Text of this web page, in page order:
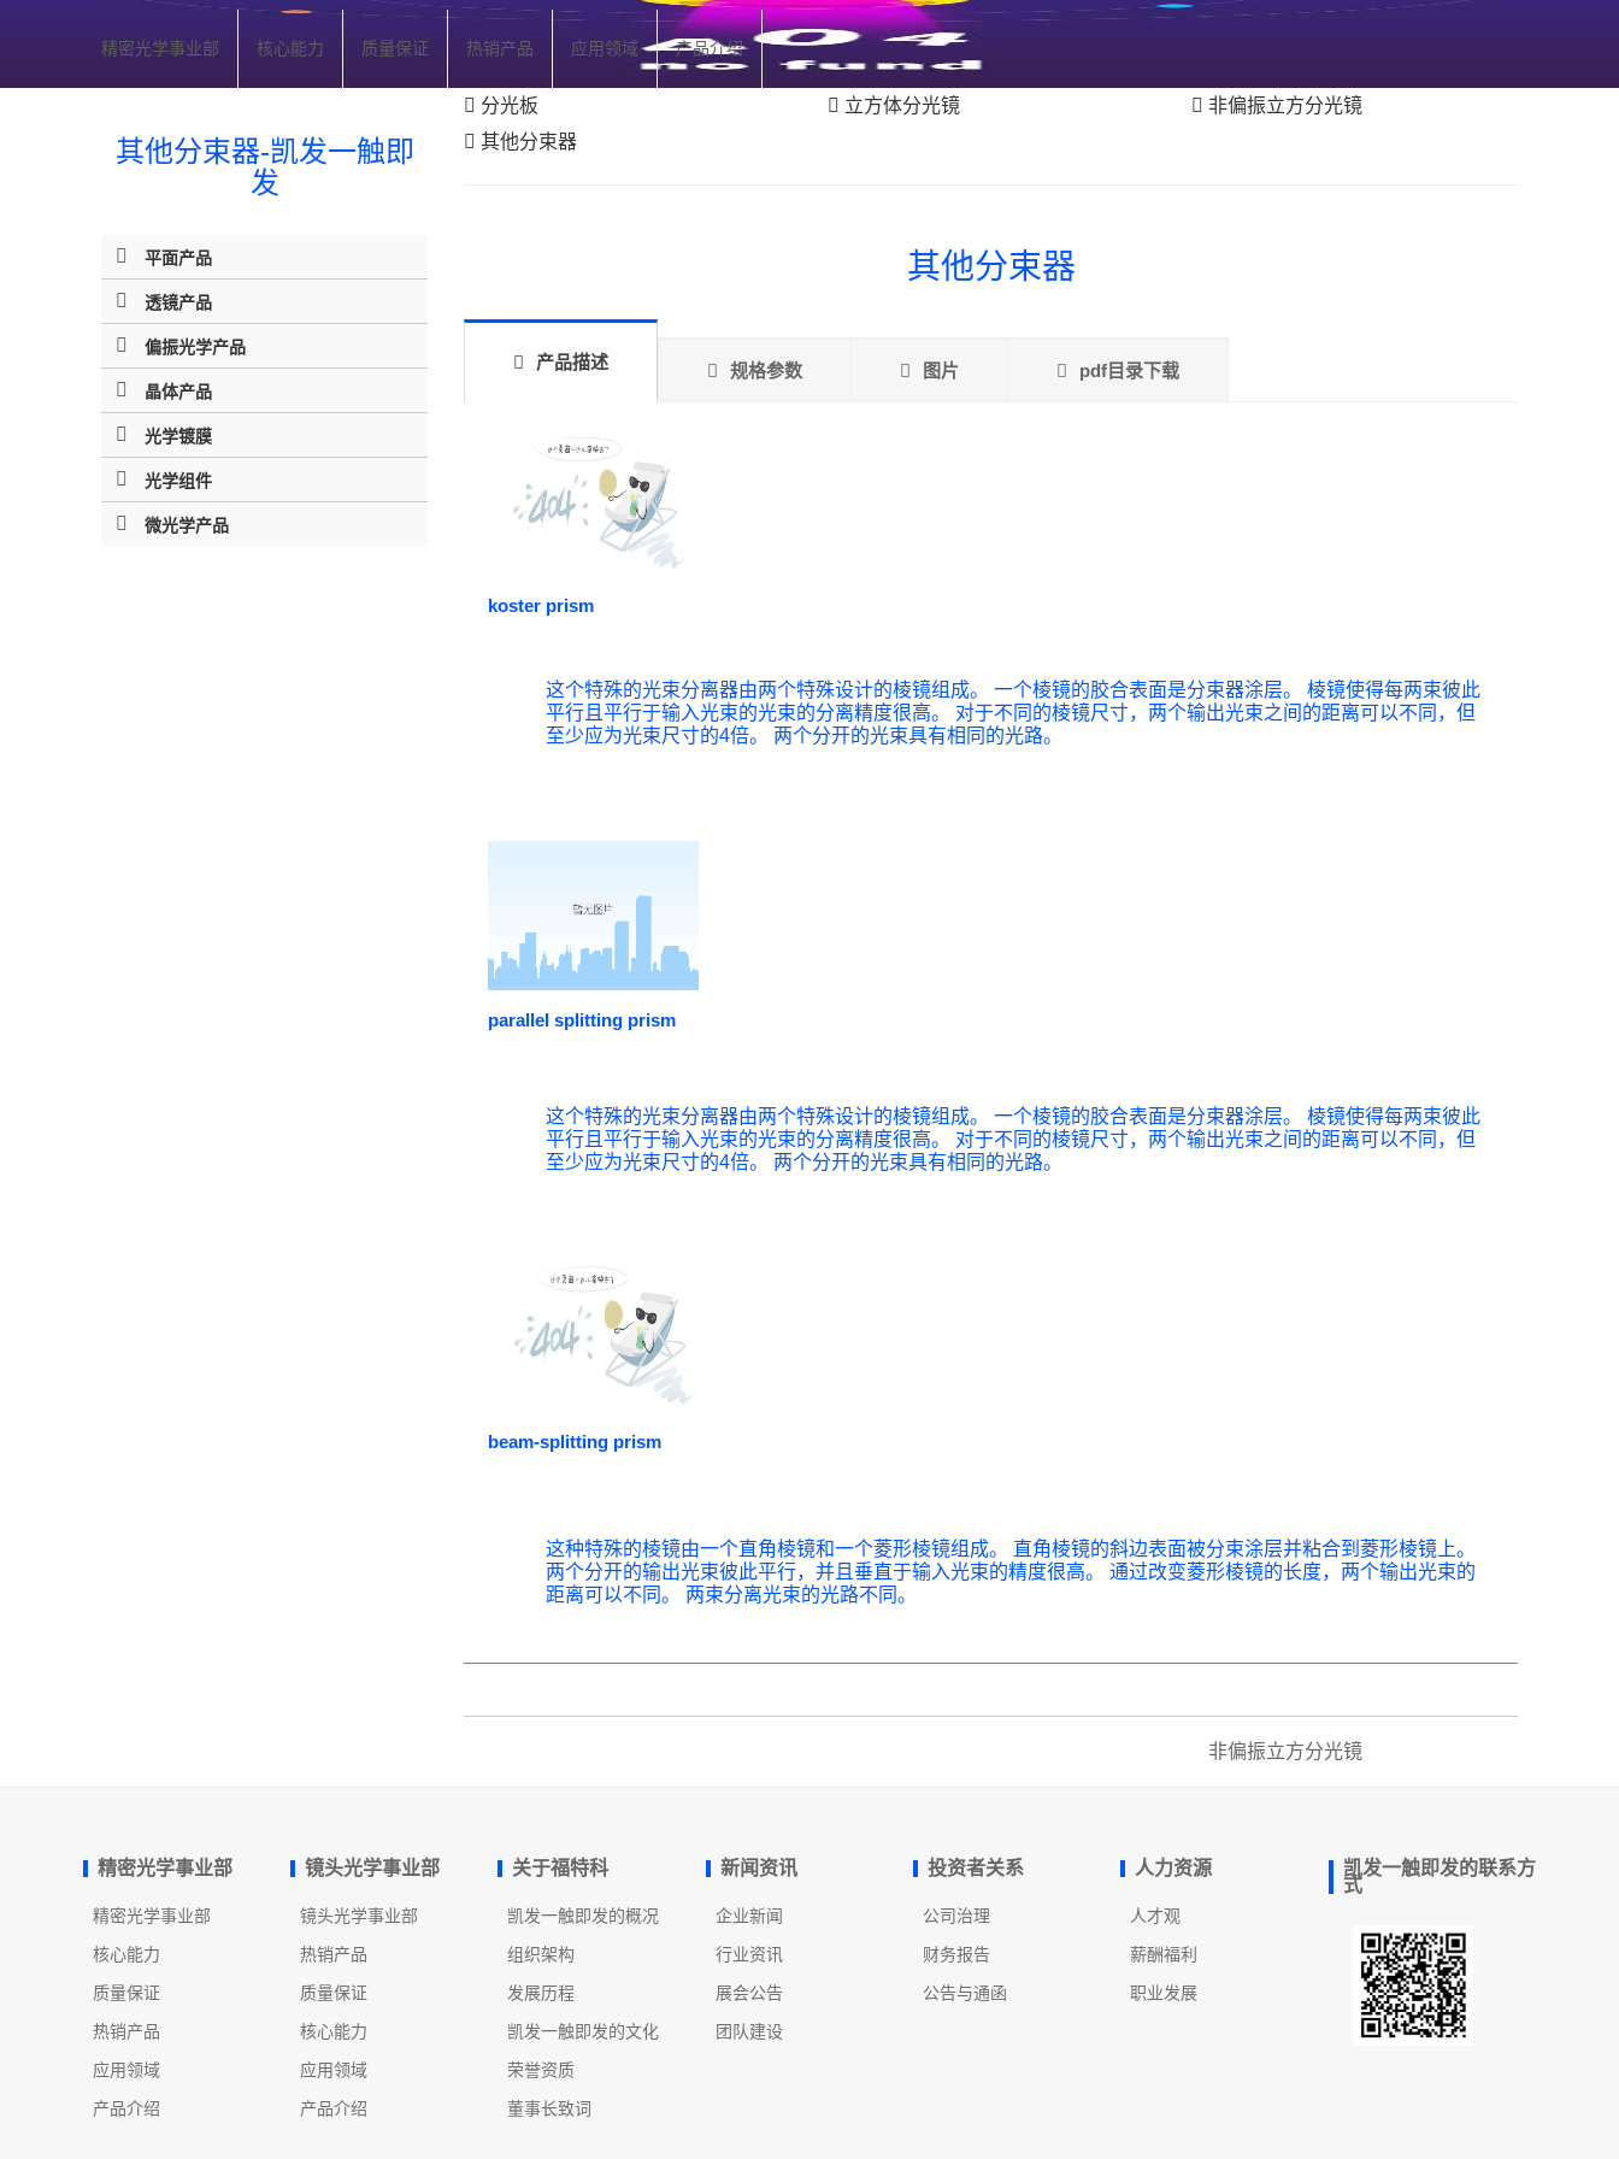
精密光学事业部 核心能力 质量保证 热销产品 应用领域 产品介绍
其他分束器-凯发一触即
发
平面产品
透镜产品
偏振光学产品
晶体产品
光学镀膜
光学组件
微光学产品
分光板 立方体分光镜
非偏振立方分光镜
其他分束器
其他分束器
产品描述 规格参数 图片 pdf目录下载
koster prism
这个特殊的光束分离器由两个特殊设计的棱镜组成。 一个棱镜的胶合表面是分束器涂层。 棱镜使得每两束彼此
平行且平行于输入光束的光束的分离精度很高。 对于不同的棱镜尺寸，两个输出光束之间的距离可以不同，但
至少应为光束尺寸的4倍。 两个分开的光束具有相同的光路。
parallel splitting prism
这个特殊的光束分离器由两个特殊设计的棱镜组成。 一个棱镜的胶合表面是分束器涂层。 棱镜使得每两束彼此
平行且平行于输入光束的光束的分离精度很高。 对于不同的棱镜尺寸，两个输出光束之间的距离可以不同，但
至少应为光束尺寸的4倍。 两个分开的光束具有相同的光路。
beam-splitting prism
这种特殊的棱镜由一个直角棱镜和一个菱形棱镜组成。 直角棱镜的斜边表面被分束涂层并粘合到菱形棱镜上。
两个分开的输出光束彼此平行，并且垂直于输入光束的精度很高。 通过改变菱形棱镜的长度，两个输出光束的
距离可以不同。 两束分离光束的光路不同。
非偏振立方分光镜
精密光学事业部
精密光学事业部
核心能力
质量保证
热销产品
应用领域
产品介绍
镜头光学事业部
镜头光学事业部
热销产品
质量保证
核心能力
应用领域
产品介绍
关于福特科
凯发一触即发的概况
组织架构
发展历程
凯发一触即发的文化
荣誉资质
董事长致词
新闻资讯
企业新闻
行业资讯
展会公告
团队建设
投资者关系
公司治理
财务报告
公告与通函
人力资源
人才观
薪酬福利
职业发展
凯发一触即发的联系方
式